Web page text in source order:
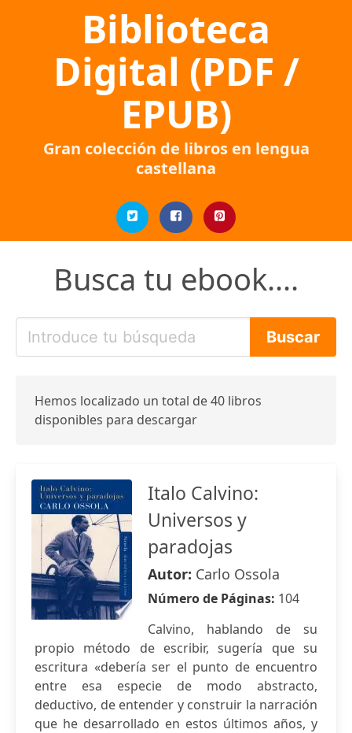
Biblioteca
Digital (PDF /
EPUB)
Gran colección de libros en lengua
castellana
Busca tu ebook....
Hemos localizado un total de 40 libros
disponibles para descargar
Italo Calvino:
Universos y
paradojas
Autor: Carlo Ossola
Número de Páginas: 104
Calvino, hablando de su
propio método de escribir, sugería que su
escritura «debería ser el punto de encuentro
entre esa especie de modo abstracto,
deductivo, de entender y construir la narración
que he desarrollado en estos últimos años, y